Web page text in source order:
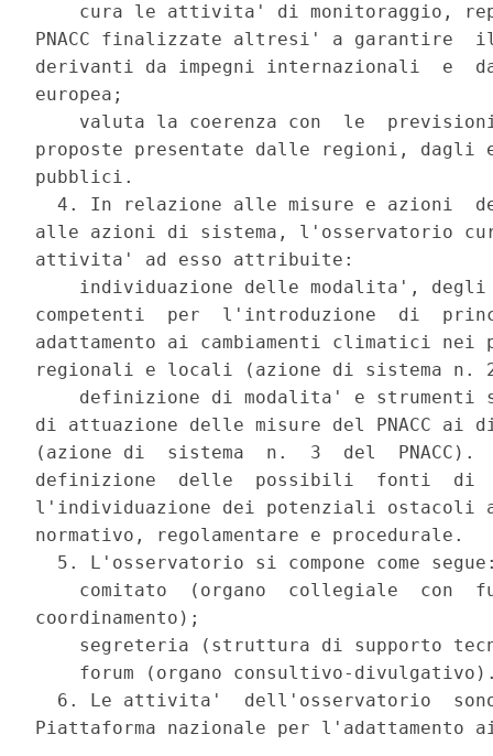
cura le attivita' di monitoraggio,
PNACC finalizzate altresi' a
derivanti da impegni internazionali  e
europea;
valuta la coerenza con  le
proposte presentate dalle regioni,
pubblici.
4. In relazione alle misure e azioni
alle azioni di sistema, l'osservatorio
attivita' ad esso attribuite:
individuazione delle modalita',
competenti  per  l'introduzione  di
adattamento ai cambiamenti climatici nei
regionali e locali (azione di sistema n.
definizione di modalita' e strumenti
di attuazione delle misure del PNACC
(azione di  sistema  n.  3  del  PNACC).
definizione  delle  possibili  fonti  di
l'individuazione dei potenziali ostacoli
normativo, regolamentare e procedurale.
5. L'osservatorio si compone come
comitato  (organo  collegiale  con
coordinamento);
segreteria (struttura di supporto
forum (organo consultivo-
6. Le attivita'  dell'osservatorio